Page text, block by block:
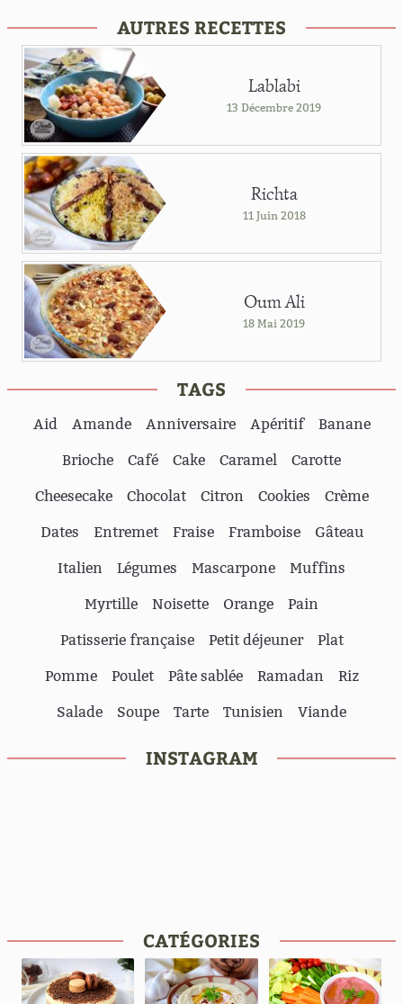
AUTRES RECETTES
Lablabi
13 Décembre 2019
Richta
11 Juin 2018
Oum Ali
18 Mai 2019
TAGS
Aid Amande Anniversaire Apéritif Banane
Brioche Café Cake Caramel Carotte
Cheesecake Chocolat Citron Cookies Crème
Dates Entremet Fraise Framboise Gâteau
Italien Légumes Mascarpone Muffins
Myrtille Noisette Orange Pain
Patisserie française Petit déjeuner Plat
Pomme Poulet Pâte sablée Ramadan Riz
Salade Soupe Tarte Tunisien Viande
INSTAGRAM
CATÉGORIES